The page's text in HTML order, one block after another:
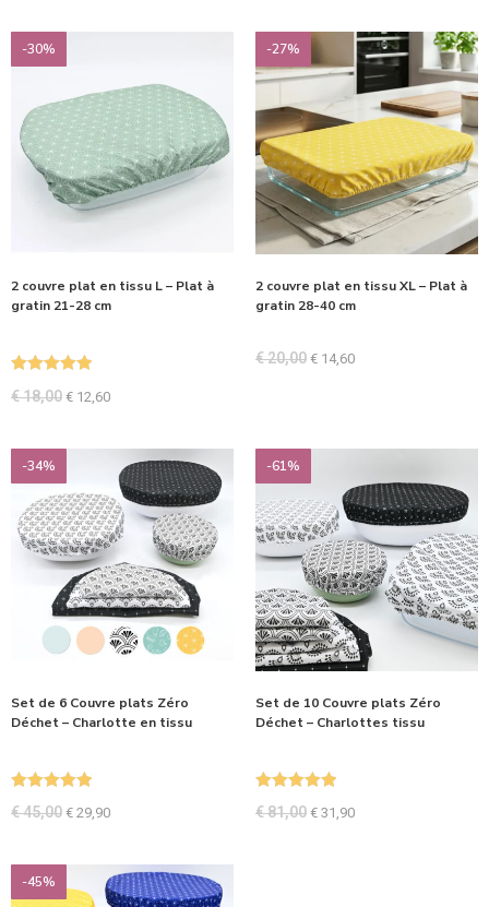
-30%
2 couvre plat en tissu L – Plat à
gratin 21-28 cm
€18,00 € 12,60
-27%
2 couvre plat en tissu XL – Plat à
gratin 28-40 cm
€20,00 € 14,60
-34%
Set de 6 Couvre plats Zéro
Déchet – Charlotte en tissu
€45,00 € 29,90
-61%
Set de 10 Couvre plats Zéro
Déchet – Charlottes tissu
€81,00 € 31,90
-45%